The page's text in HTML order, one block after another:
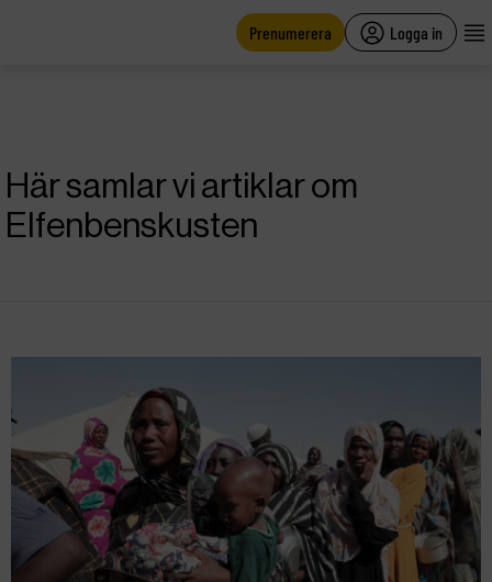
Prenumerera Logga in
Här samlar vi artiklar om
Elfenbenskusten